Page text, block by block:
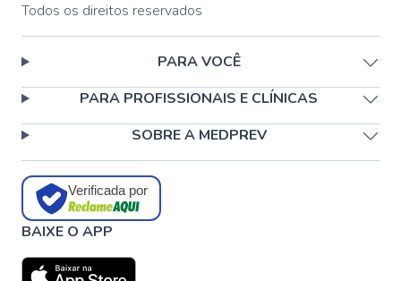
Todos os direitos reservados
PARA VOCÊ
PARA PROFISSIONAIS E CLÍNICAS
SOBRE A MEDPREV
Verificada por
BAIXE O APP